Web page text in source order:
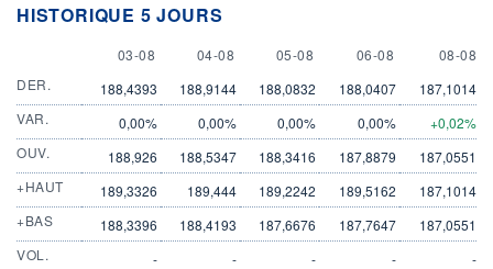
HISTORIQUE 5 JOURS
3 AUGUST
03-08 4 AUGUST
04-08 5 AUGUST
05-08 6 AUGUST
06-08 8
08-08
DER.
188,4393 188,9144 188,0832 188,0407
187,1014
VAR.
0,00% 0,00% 0,00% 0,00%
+0,02%
OUV.
188,926 188,5347 188,3416 187,8879
187,0551
+HAUT
189,3326 189,444 189,2242 189,5162
187,1014
+BAS
188,3396 188,4193 187,6676 187,7647
187,0551
VOL.
- - - - -